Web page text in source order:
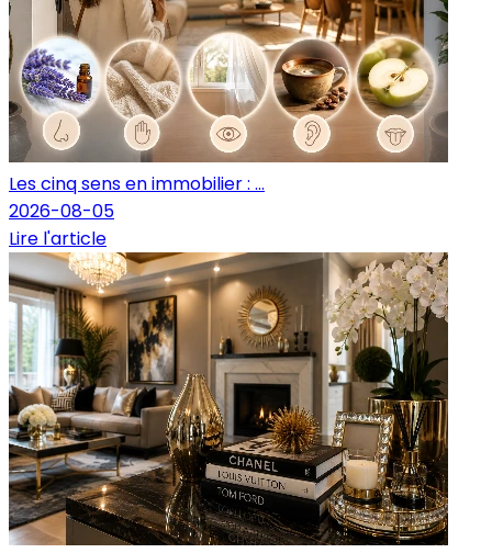
Les cinq sens en immobilier : ...
2026-08-05
Lire l'article